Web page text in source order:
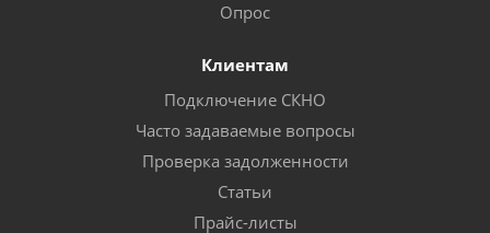
Опрос
Клиентам
Подключение СКНО
Часто задаваемые вопросы
Проверка задолженности
Статьи
Прайс-листы